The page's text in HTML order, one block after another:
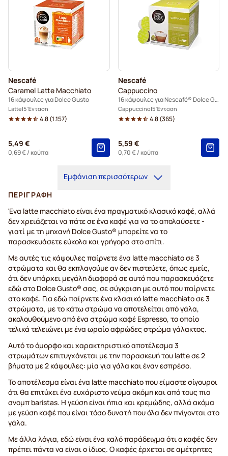
Nescafé
Caramel Latte Macchiato
16 κάψουλες για Dolce Gusto
Latte 5 Ένταση
4.8(1.157)
5,49 €
0,69 €/ κούπα
Nescafé
Cappuccino
16 κάψουλες για Nescafé® Dolce Gusto
Cappuccino 5 Ένταση
4.8(365)
5,59 €
0,70 €/ κούπα
Εμφάνιση περισσότερων
ΠΕΡΙΓΡΑΦΉ
Ένα latte macchiato είναι ένα πραγματικό κλασικό καφέ, αλλά
δεν χρειάζεται να πάτε σε ένα καφέ για να το απολαύσετε -
γιατί με τη μηχανή Dolce Gusto® μπορείτε να το
παρασκευάσετε εύκολα και γρήγορα στο σπίτι.
Με αυτές τις κάψουλες παίρνετε ένα latte macchiato σε 3
στρώματα και θα εκπλαγούμε αν δεν πιστεύετε, όπως εμείς,
ότι δεν υπάρχει μεγάλη διαφορά σε αυτό που παρασκευάζετε
εδώ στο Dolce Gusto® σας, σε σύγκριση με αυτό που παίρνετε
στο καφέ. Για εδώ παίρνετε ένα κλασικό latte macchiato σε 3
στρώματα, με το κάτω στρώμα να αποτελείται από γάλα,
ακολουθούμενο από ένα στρώμα καφέ Espresso, το οποίο
τελικά τελειώνει με ένα ωραίο αφρώδες στρώμα γάλακτος.
Αυτό το όμορφο και χαρακτηριστικό αποτέλεσμα 3
στρωμάτων επιτυγχάνεται με την παρασκευή του latte σε 2
βήματα με 2 κάψουλες: μία για γάλα και έναν εσπρέσο.
Το αποτέλεσμα είναι ένα latte macchiato που είμαστε σίγουροι
ότι θα επιτύχει ένα ευχάριστο νεύμα ακόμη και από τους πιο
σνομπ baristas. Η γεύση είναι ήπια και κρεμώδης, αλλά ακόμα
με γεύση καφέ που είναι τόσο δυνατή που όλα δεν πνίγονται στο
γάλα.
Με άλλα λόγια, εδώ είναι ένα καλό παράδειγμα ότι ο καφές δεν
πρέπει πάντα να είναι ο ίδιος. Ο καφές έρχεται σε αμέτρητες